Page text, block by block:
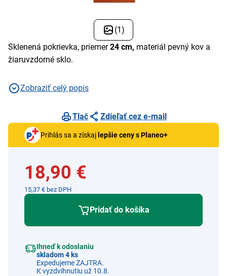
(1)
Sklenená pokrievka, priemer24 cm, materiál pevný kov a
žiaruvzdorné sklo.
Zobraziť celý popis
Tlač Zdieľať cez e-mail
Prihlás sa a získaj lepšie ceny s Planeo+
18,90 €
15,37 € bez DPH
Pridať do košíka
Ihneď k odoslaniu
skladom 4 ks
Expedujeme ZAJTRA.
K vyzdvihnutiu už 10.8.